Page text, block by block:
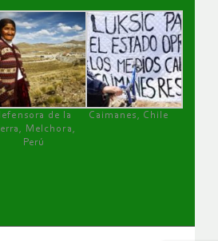
de la
Melchora,
Perú
Caimanes, Chile